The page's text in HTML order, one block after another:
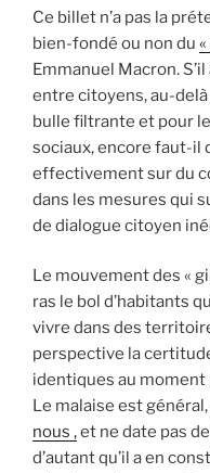
Ce billet n’a pas la
bien-fondé ou non du
Emmanuel Macron.
entre citoyens, au-
bulle filtrante et pour
sociaux, encore faut-il
effectivement sur du
dans les mesures qui
de dialogue citoyen
Le mouvement des «
ras le bol d’habitants
vivre dans des
perspective la
identiques au moment
Le malaise est général,
nous ,et ne date pas
d’autant qu’il a en